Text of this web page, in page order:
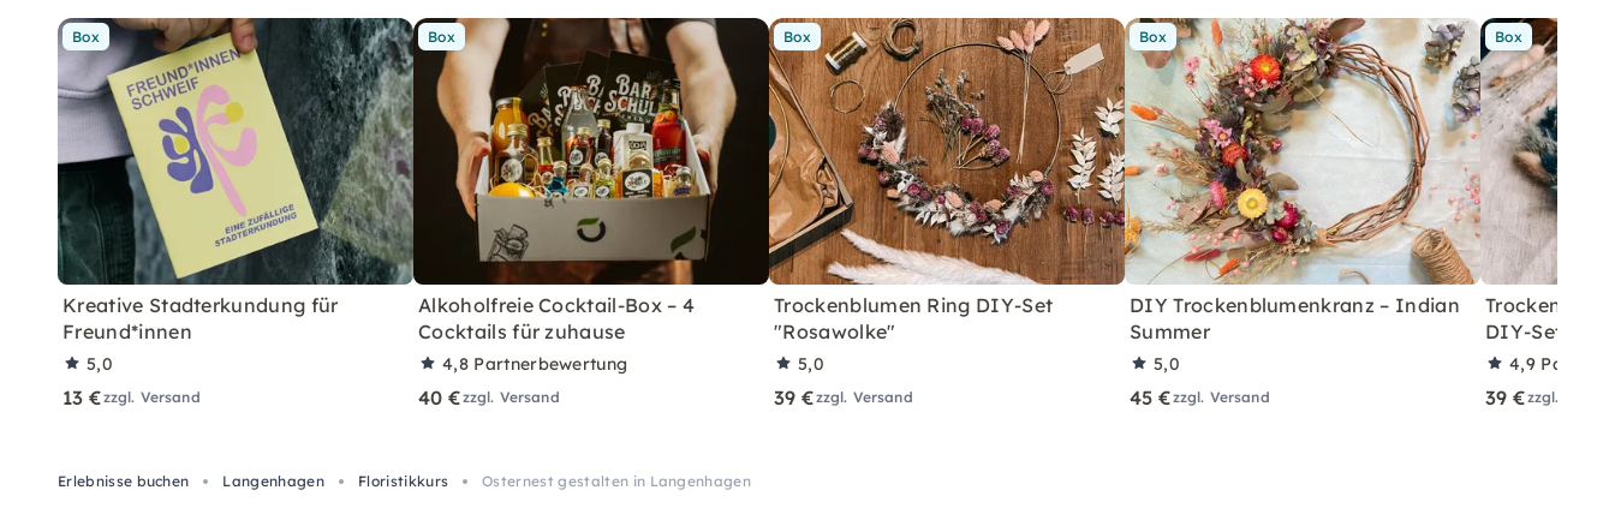
Box
Kreative Stadterkundung für
Freund*innen
5,0
13 €zzgl. Versand
Box
Alkoholfreie Cocktail-Box – 4
Cocktails für zuhause
4,8 Partnerbewertung
40 €zzgl. Versand
Box
Trockenblumen Ring DIY-Set
"Rosawolke"
5,0
39 €zzgl. Versand
Box
DIY Trockenblumenkranz – Indian
Summer
5,0
45 €zzgl. Versand
Box
DIY-Set für
4,9
39 €zzgl.
Erlebnisse buchen Langenhagen Floristikkurs
Osternest gestalten in Langenhagen